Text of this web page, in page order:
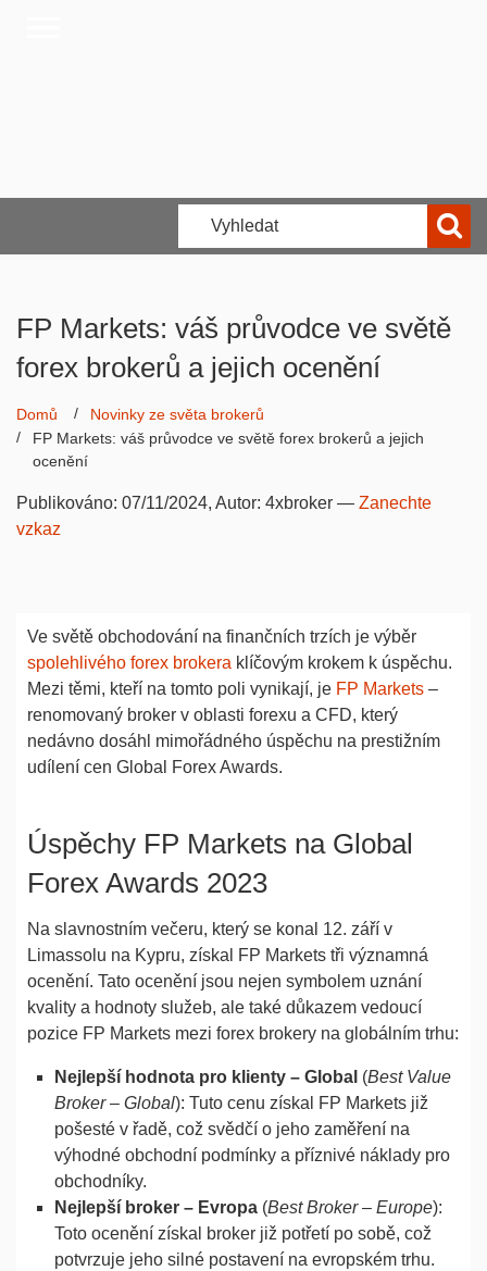
FP Markets: váš průvodce ve světě
forex brokerů a jejich ocenění
Domů
Novinky ze světa brokerů
FP Markets: váš průvodce ve světě forex brokerů a jejich
ocenění
Publikováno: 07/11/2024, Autor: 4xbroker — Zanechte
vzkaz
Ve světě obchodování na finančních trzích je výběr
spolehlivého forex brokera klíčovým krokem k úspěchu.
Mezi těmi, kteří na tomto poli vynikají, je FP Markets –
renomovaný broker v oblasti forexu a CFD, který
nedávno dosáhl mimořádného úspěchu na prestižním
udílení cen Global Forex Awards.
Úspěchy FP Markets na Global
Forex Awards 2023
Na slavnostním večeru, který se konal 12. září v
Limassolu na Kypru, získal FP Markets tři významná
ocenění. Tato ocenění jsou nejen symbolem uznání
kvality a hodnoty služeb, ale také důkazem vedoucí
pozice FP Markets mezi forex brokery na globálním trhu:
Nejlepší hodnota pro klienty – Global (Best Value
Broker – Global): Tuto cenu získal FP Markets již
pošesté v řadě, což svědčí o jeho zaměření na
výhodné obchodní podmínky a příznivé náklady pro
obchodníky.
Nejlepší broker – Evropa (Best Broker – Europe):
Toto ocenění získal broker již potřetí po sobě, což
potvrzuje jeho silné postavení na evropském trhu.